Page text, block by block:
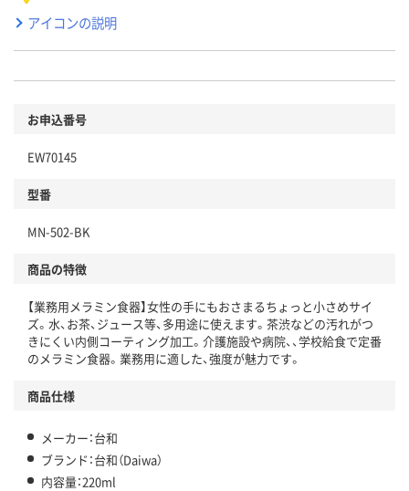
アイコンの説明
お申込番号
EW70145
型番
MN-502-BK
商品の特徴
【業務用メラミン食器】女性の手にもおさまるちょっと小さめサイ
ズ。水、お茶、ジュース等、多用途に使えます。茶渋などの汚れがつ
きにくい内側コーティング加工。介護施設や病院、、学校給食で定番
のメラミン食器。業務用に適した、強度が魅力です。
商品仕様
メーカー：台和
ブランド：台和（Daiwa）
内容量：220ml